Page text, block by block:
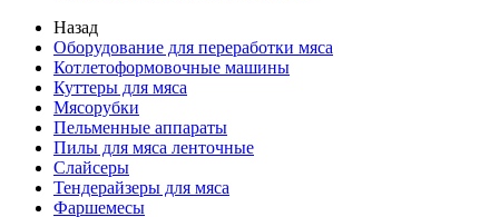
Назад
Оборудование для переработки мяса
Котлетоформовочные машины
Куттеры для мяса
Мясорубки
Пельменные аппараты
Пилы для мяса ленточные
Слайсеры
Тендерайзеры для мяса
Фаршемесы